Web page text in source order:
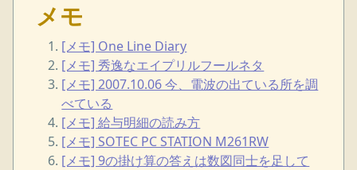
メモ
[メモ] One Line Diary
[メモ] 秀逸なエイプリルフールネタ
[メモ] 2007.10.06 今、電波の出ている所を調
べている
[メモ] 給与明細の読み方
[メモ] SOTEC PC STATION M261RW
[メモ] 9の掛け算の答えは数図同士を足して